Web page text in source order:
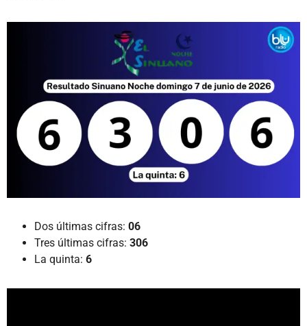
Dos últimas cifras: 06
Tres últimas cifras: 306
La quinta: 6